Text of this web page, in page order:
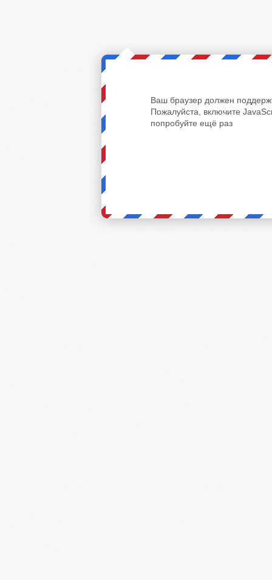
Ваш браузер должен
Пожалуйста, включите
попробуйте ещё раз